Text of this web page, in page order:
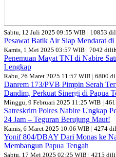
Sabtu, 12 Juli 2025 09:55 WIB | 10853
Pesawat Batik Air Siap Mendarat di
Kamis, 1 Mei 2025 03:57 WIB | 7042
Penemuan Mayat TNI di Nabire
Lengkap
Rabu, 26 Maret 2025 11:57 WIB | 6800
Danrem 173/PVB Pimpin Serah
Dandim, Perkuat Sinergi di Papua
Minggu, 9 Februari 2025 11:25 WIB |
Satreskrim Polres Nabire Ungkap
24 Jam – Teguran Berujung Maut!
Kamis, 6 Maret 2025 10:06 WIB | 4274
Yonif 804/DBAY Dari Monas ke
Membangun Papua Tengah
Sabtu, 17 Mei 2025 02:25 WIB | 4215